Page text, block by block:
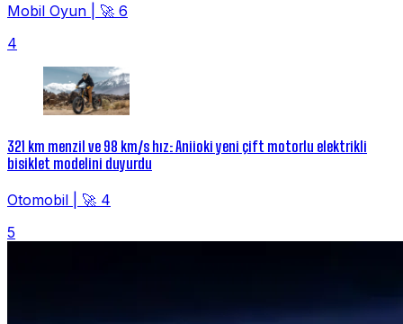
Mobil Oyun
🚀 6
4
321 km menzil ve 98 km/s hız: Aniioki yeni çift motorlu elektrikli
bisiklet modelini duyurdu
Otomobil
🚀 4
5